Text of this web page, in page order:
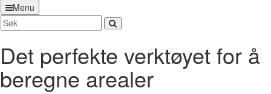
Menu
Det perfekte verktøyet for å
beregne arealer